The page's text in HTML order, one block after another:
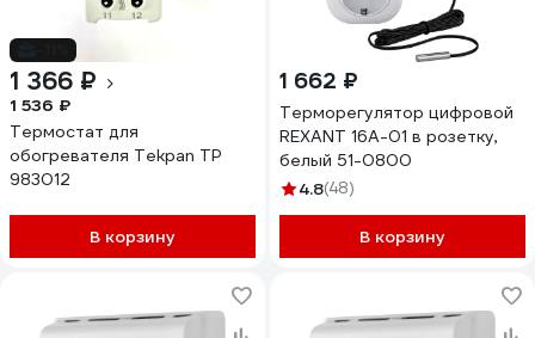
1 366 ₽
1 536 ₽
Термостат для
обогревателя Tekpan TP
983012
В корзину
1 662 ₽
Терморегулятор цифровой
REXANT 16А-01 в розетку,
белый 51-0800
4.8(48)
В корзину